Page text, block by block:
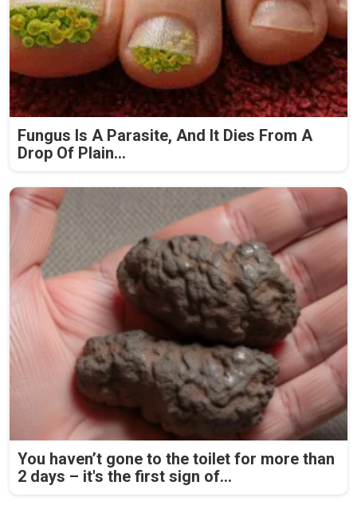
Fungus Is A Parasite, And It Dies From A
Drop Of Plain...
You haven’t gone to the toilet for more than
2 days – it's the first sign of...